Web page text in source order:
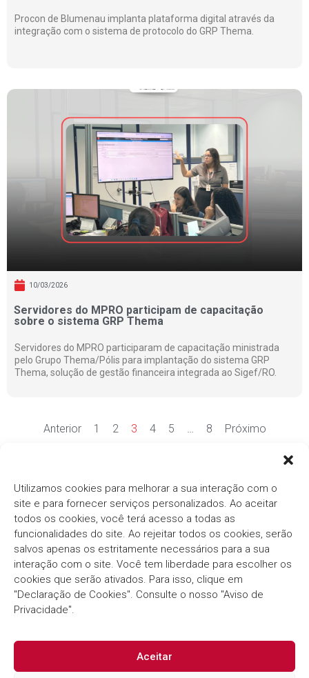
Utilizamos cookies para melhorar a sua interação com o
site e para fornecer serviços personalizados. Ao aceitar
todos os cookies, você terá acesso a todas as
funcionalidades do site. Ao rejeitar todos os cookies, serão
salvos apenas os estritamente necessários para a sua
interação com o site. Você tem liberdade para escolher os
cookies que serão ativados. Para isso, clique em
"Declaração de Cookies". Consulte o nosso "Aviso de
Privacidade".
Aceitar
Procon de Blumenau implanta plataforma digital através da
integração com o sistema de protocolo do GRP Thema.
10/03/2026
Servidores do MPRO participam de capacitação
sobre o sistema GRP Thema
Servidores do MPRO participaram de capacitação ministrada
pelo Grupo Thema/Pólis para implantação do sistema GRP
Thema, solução de gestão financeira integrada ao Sigef/RO.
Anterior 1 2 3 4 5 … 8 Próximo
Há mais de três décadas, oGrupo Thema®/Pólis®
segue com o compromisso em fornecer soluções
inovadoras e eficientes para o Setor Público.